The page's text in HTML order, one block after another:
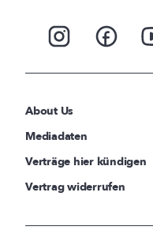
About Us
Mediadaten
Verträge hier kündigen
Vertrag widerrufen